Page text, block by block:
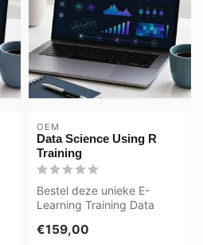
OEM
Data Science Using R
Training
Bestel deze unieke E-
Learning Training Data
jaar 24/ 7...
€159,00